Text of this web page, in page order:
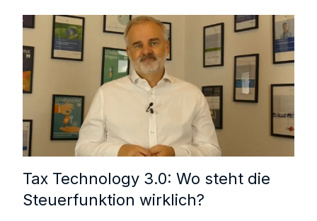
Tax Technology 3.0: Wo steht die
Steuerfunktion wirklich?